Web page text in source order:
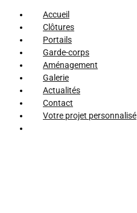
Accueil
Clôtures
Portails
Garde-corps
Aménagement
Galerie
Actualités
Contact
Votre projet personnalisé